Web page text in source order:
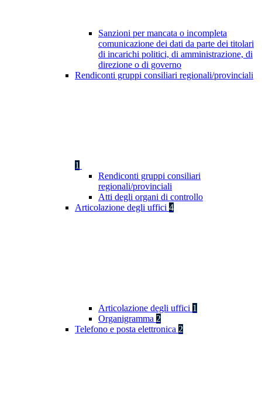
Sanzioni per mancata o incompleta
comunicazione dei dati da parte dei titolari
di incarichi politici, di amministrazione, di
direzione o di governo
Rendiconti gruppi consiliari regionali/provinciali
1
Rendiconti gruppi consiliari
regionali/provinciali
Atti degli organi di controllo
Articolazione degli uffici 4
Articolazione degli uffici 1
Organigramma 2
Telefono e posta elettronica 2